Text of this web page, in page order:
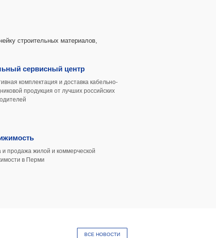
строительных материалов,
сервисный центр
комплектация и доставка кабельно-
продукция от лучших российских
и продажа жилой и коммерческой
в Перми
ВСЕ НОВОСТИ